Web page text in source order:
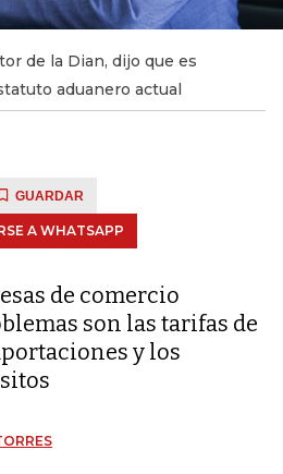
de la Dian, dijo que es
aduanero actual
GUARDAR
A WHATSAPP
de comercio
son las tarifas de
y los